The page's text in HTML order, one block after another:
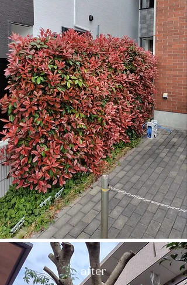
after
after